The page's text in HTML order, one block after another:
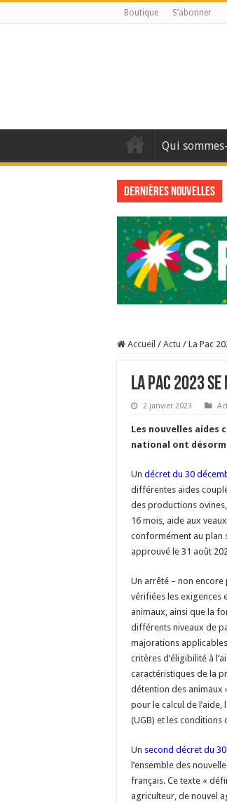
Boutique S’abonner
Qui
Dernières nouvelles
Accueil / Actu / La Pac
La Pac 2023
2 janvier 2023
Les nouvelles aides
national ont
Un décret du 30
différentes aides
des productions
16 mois, aide aux
conformément au plan
approuvé le 31 août
Un arrêté – non
vérifiées les exigences
animaux, ainsi que la
différents niveaux de
majorations
critères d’éligibilité à
caractéristiques de la
détention des animaux
pour le calcul de
(UGB) et les conditions
Un second décret du
l’ensemble des
français. Ce texte «
agriculteur, de nouvel